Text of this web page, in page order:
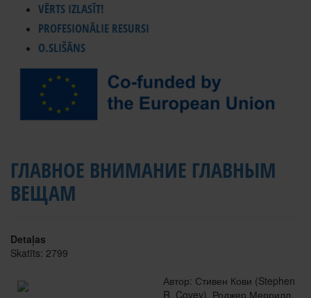
VĒRTS IZLASĪT!
PROFESIONĀLIE RESURSI
O.SLIŠĀNS
ГЛАВНОЕ ВНИМАНИЕ ГЛАВНЫМ
ВЕЩАМ
Detaļas
Skatīts: 2799
Автор: Стивен Кови (Stephen
R. Covey), Роджер Меррилл,